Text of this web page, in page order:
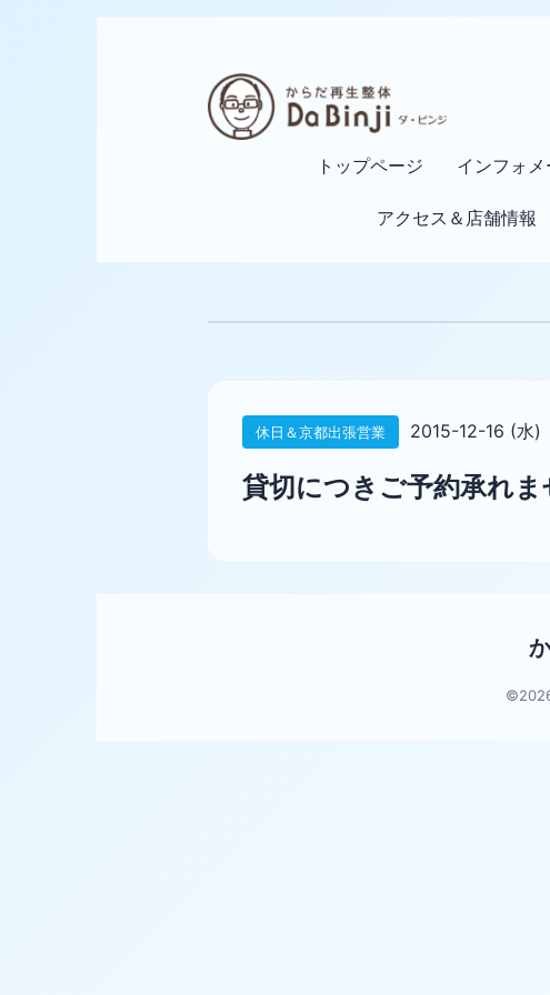
トップページ インフォ
アクセス＆店舗情報
休日＆京都出張営業 2015-12-16 (水)
貸切につきご予約承れま